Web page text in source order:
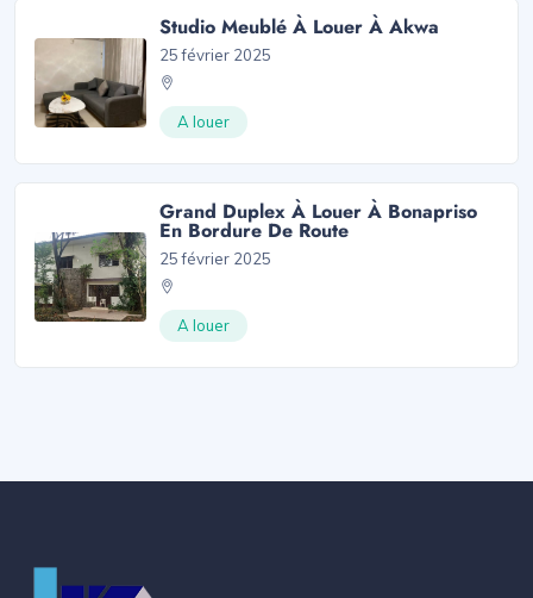
Studio Meublé À Louer À Akwa
25 février 2025
A louer
Grand Duplex À Louer À Bonapriso
En Bordure De Route
25 février 2025
A louer